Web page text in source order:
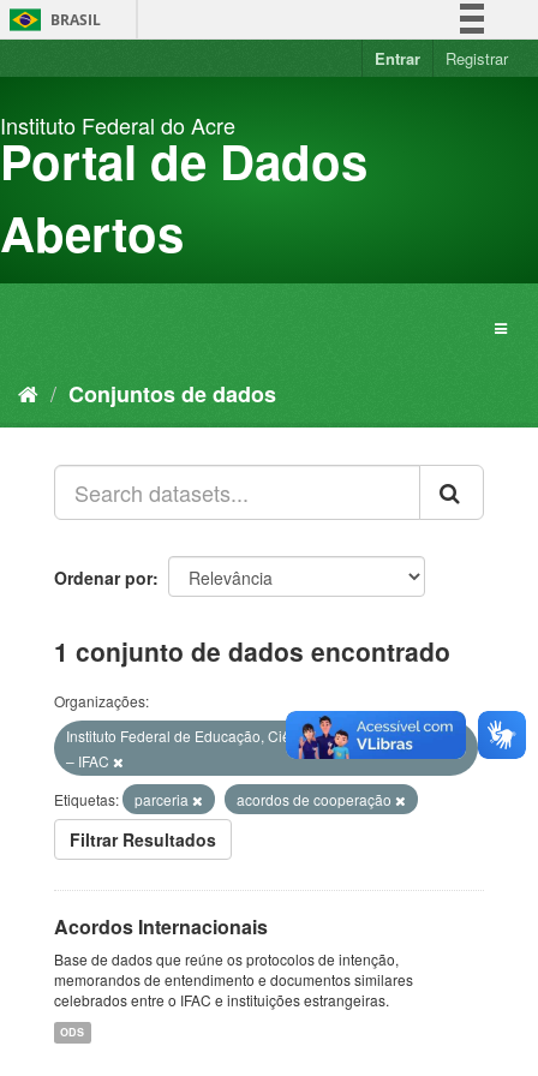
Pular
para
BRASIL
Simplifique!
Acesso à informação
Entrar Registrar
Instituto Federal do Acre
Portal de Dados
Abertos
Conjuntos de dados
Ordenar por
1 conjunto de dados encontrado
Organizações:
Instituto Federal de Educação, Ciência e Tecnologia do Acre
– IFAC
Etiquetas:
parceria acordos de cooperação
Filtrar Resultados
Acordos Internacionais
Base de dados que reúne os protocolos de intenção,
memorandos de entendimento e documentos similares
celebrados entre o IFAC e instituições estrangeiras.
ODS